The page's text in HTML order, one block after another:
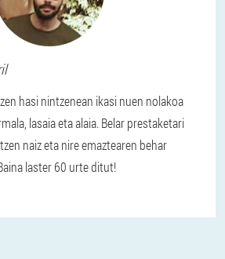
hasi nintzenean ikasi nuen nolakoa
lasaia eta alaia. Belar prestaketari
naiz eta nire emaztearen behar
laster 60 urte ditut!